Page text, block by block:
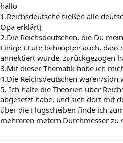
hallo
1.Reichsdeutsche hießen alle
Opa erklärt)
2.Die Reichsdeutschen, die Du
Einige LEute behaupten auch,
annektiert wurde, zurückgezogen
3.Mit dieser Thematik habe ich
4.Die Reichsdeutschen waren/sidn
5. Ich halte die Theorien über
abgesetzt habe, und sich dort mit
über die Flugscheiben finde ich
mehreren metern Durchmesser zu